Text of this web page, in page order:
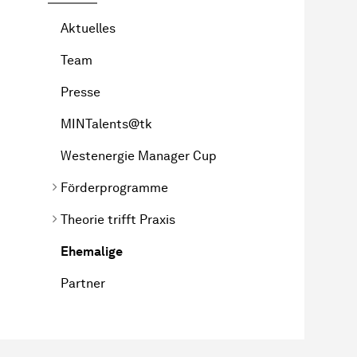
Aktuelles
Team
Presse
MINTalents@tk
Westenergie Manager Cup
Förderprogramme
Theorie trifft Praxis
Ehemalige
Partner